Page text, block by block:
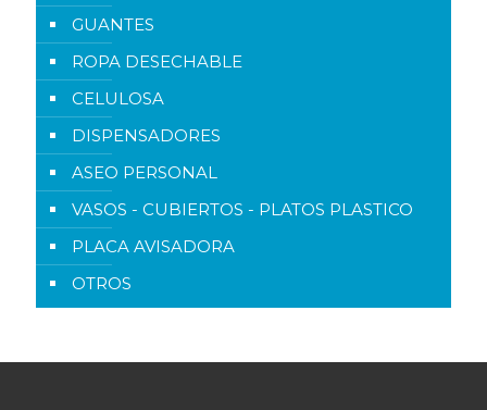
GUANTES
ROPA DESECHABLE
CELULOSA
DISPENSADORES
ASEO PERSONAL
VASOS - CUBIERTOS - PLATOS PLASTICO
PLACA AVISADORA
OTROS